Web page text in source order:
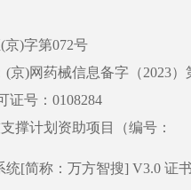
)字第072号
)网药械信息备字（2023）
证号：0108284
撑计划资助项目（编号：
[简称：万方智搜] V3.0 证